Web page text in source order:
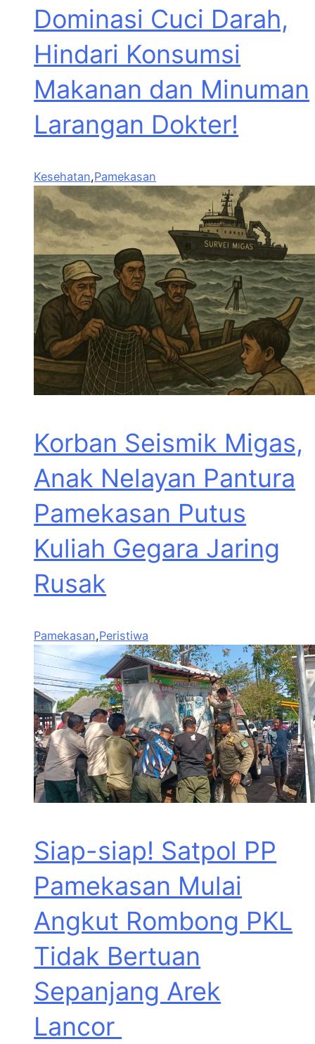
Dominasi Cuci Darah,
Hindari Konsumsi
Makanan dan Minuman
Larangan Dokter!
Kesehatan,Pamekasan
Korban Seismik Migas,
Anak Nelayan Pantura
Pamekasan Putus
Kuliah Gegara Jaring
Rusak
Pamekasan,Peristiwa
Siap-siap! Satpol PP
Pamekasan Mulai
Angkut Rombong PKL
Tidak Bertuan
Sepanjang Arek
Lancor